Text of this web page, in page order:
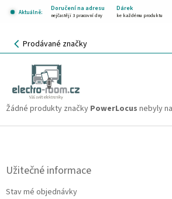
Aktuálně:
Doručení na adresu Dárek
nejčastěji 3 pracovní dny ke každému produktu
NÁKUPNÍ
KOŠÍK
Prodávané značky
PowerLocus
Žádné produkty značky PowerLocus nebyly
Z
Užitečné informace
Stav mé objednávky